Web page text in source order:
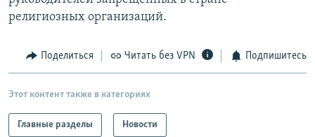
ПОДПИШИТЕСЬ НА РАССЫЛКУ
религиозных организаций.
Поделиться Читать без VPN Подпишитесь
Этот контент также в категориях
Главные разделы Новости